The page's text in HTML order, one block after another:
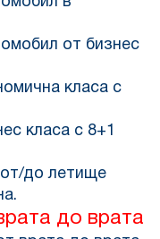
от бизнес
класа с
класа с 8+1
до летище
до врата